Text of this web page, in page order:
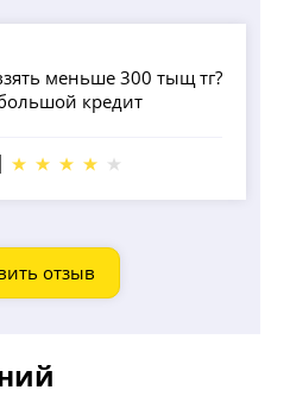
меньше 300 тыщ тг?
кредит
|
отзыв